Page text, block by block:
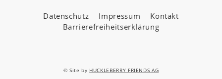
Datenschutz Impressum
Kontakt
Barrierefreiheitserklärung
© Site by HUCKLEBERRY FRIENDS AG